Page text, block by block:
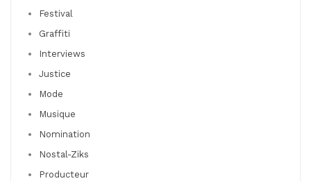
Festival
Graffiti
Interviews
Justice
Mode
Musique
Nomination
Nostal-Ziks
Producteur